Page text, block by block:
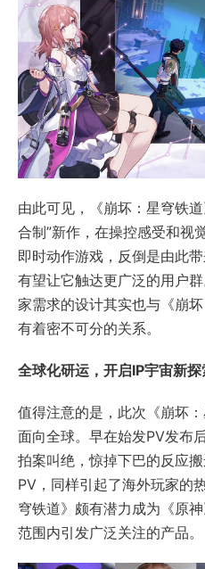
由此可见，《崩坏：星穹铁
合制”新作，在操控感受和视
即时动作游戏，反倒是由此
有望让它触达更广泛的用户
家需求的设计其实也与《崩
有着密不可分的关系。
全球化研运，开启IP宇宙新探
值得注意的是，此次《崩坏
面向全球。早在始发PV发布
拍案叫绝，惊掉下巴的反应
PV，同样引起了海外玩家的
穹铁道》颇有潜力成为《原
范围内引发广泛关注的产品。